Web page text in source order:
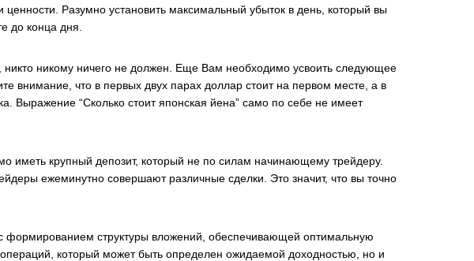
Разумно установить максимальный убыток в день, который вы
до конца дня.
никто никому ничего не должен. Еще Вам необходимо усвоить следующее
внимание, что в первых двух парах доллар стоит на первом месте, а в
Выражение “Сколько стоит японская йена” само по себе не имеет
иметь крупный депозит, который не по силам начинающему трейдеру.
ежеминутно совершают различные сделки. Это значит, что вы точно
структуры вложений, обеспечивающей оптимальную
который может быть определен ожидаемой доходностью, но и